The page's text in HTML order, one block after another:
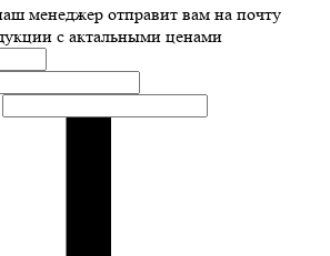
менеджер отправит вам на почту
с актальными ценами